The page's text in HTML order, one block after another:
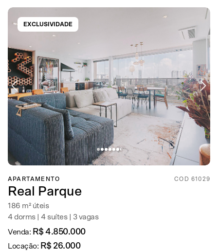
EXCLUSIVIDADE
APARTAMENTO COD 61029
Real Parque
186 m² úteis
4 dorms | 4 suítes | 3 vagas
Venda: R$ 4.850.000
Locação: R$ 26.000